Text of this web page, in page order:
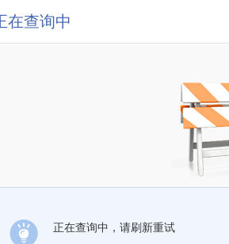
在查询中
正在查询中，请刷新重试